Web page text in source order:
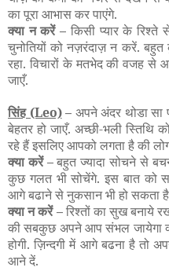
का पूरा आभास कर पाएंगे.
क्या न करें – किसी प्यार के
चुनोतियों को नज़रंदाज़ न करें.
रहा. विचारों के मतभेद की वजह से
जाएँ.
सिंह(Leo)– अपने अंदर थोडा सा
बेहतर हो जाएँ. अच्छी-भली स्तिथि
रहे हैं इसलिए आपको लगता है की
क्या करें –बहुत ज्यादा सोचने से
कुछ गलत भी सोचेंगे. इस बात को
आगे बढाने से नुकसान भी हो सकता
क्या न करें –रिश्तों का सुख बनाये
की सबकुछ अपने आप संभल जायेगा
होगी. ज़िन्दगी में आगे बढना है तो
आने दें.